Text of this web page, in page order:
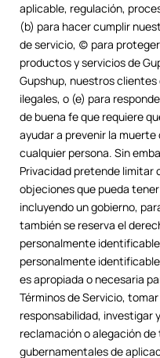
aplicable, regulación,
(b) para hacer cumplir
de servicio, (c) para
productos y servicios de
Gupshup, nuestros
ilegales, o (e) para
de buena fe que requiere
ayudar a prevenir la
cualquier persona. Sin
Privacidad pretende limitar
objeciones que pueda
incluyendo un gobierno,
también se reserva el
personalmente
personalmente
es apropiada o necesaria
Términos de Servicio,
responsabilidad, investigar
reclamación o alegación
gubernamentales de